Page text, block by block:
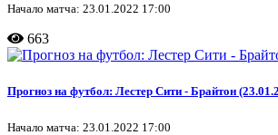
Начало матча: 23.01.2022 17:00
663
Прогноз на футбол: Лестер Сити - Брайтон
Начало матча: 23.01.2022 17:00